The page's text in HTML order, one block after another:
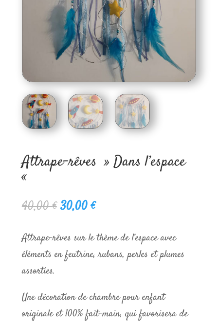
Attrape-rêves » Dans l’espace
«
40,00€Le
initial
était :
30,00€Le
actuel
est :
Attrape-rêves sur le thème de l’espace avec
éléments en feutrine, rubans, perles et plumes
assorties.
Une décoration de chambre pour enfant
originale et 100% fait-main, qui favorisera de